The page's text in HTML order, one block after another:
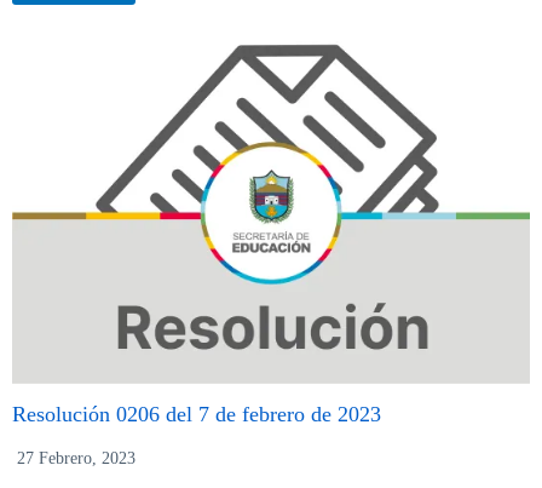
Resolución 0206 del 7 de febrero de 2023
27 Febrero, 2023